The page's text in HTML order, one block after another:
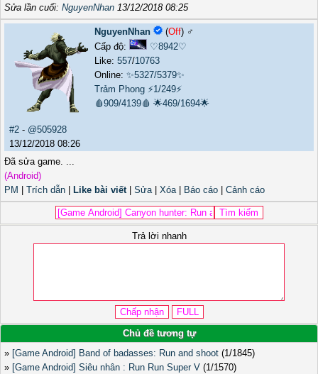
Sửa lần cuối: NguyenNhan 13/12/2018 08:25
NguyenNhan (Off) ♂️
Cấp độ:
♡8942♡
Like:557/10763
Online:✨5327/5379✨
Trảm Phong ⚡1/249⚡
🩸909/4139🩸 🌟469/1694🌟
#2 - @505928
13/12/2018 08:26
Đã sửa game. ...
(Android)
PM
Trích dẫn Like bài viết| Sửa| Xóa| Báo cáo Cảnh cáo
Trả lời nhanh
Chủ đề tương tự
» [Game Android] Band of badasses: Run and shoot (1/1845)
» [Game Android] Siêu nhân : Run Run Super V (1/1570)